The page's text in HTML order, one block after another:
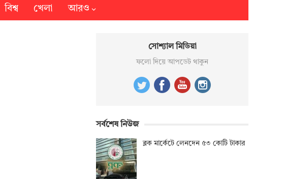
বিশ্ব খেলা আরও
সোশ্যাল মিডিয়া
ফলো দিয়ে আপডেট থাকুন
সর্বশেষ নিউজ
ব্লক মার্কেটে লেনদেন ৫৩ কোটি টাকার